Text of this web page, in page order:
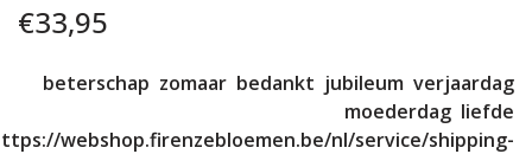
€33,95
verjaardag
jubileum
bedankt
zomaar
beterschap
liefde
moederdag
webshop.firenzebloemen.be/nl/service/shipping-